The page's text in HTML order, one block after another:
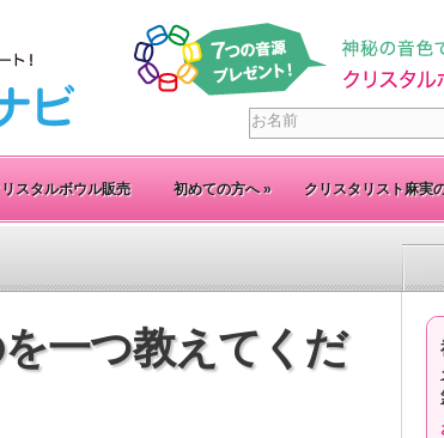
スタルボウル販売 初めての方へ» クリスタリスト麻実
一つ教えてくだ